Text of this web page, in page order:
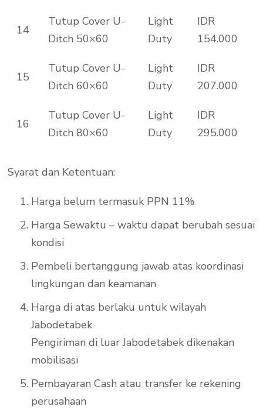
14
Tutup Cover U-
Ditch 50×60
Light
Duty
IDR
154.000
15
Tutup Cover U-
Ditch 60×60
Light
Duty
IDR
207.000
16
Tutup Cover U-
Ditch 80×60
Light
Duty
IDR
295.000
Syarat dan Ketentuan:
Harga belum termasuk PPN 11%
Harga Sewaktu – waktu dapat berubah sesuai
kondisi
Pembeli bertanggung jawab atas koordinasi
lingkungan dan keamanan
Harga di atas berlaku untuk wilayah
Jabodetabek
Pengiriman di luar Jabodetabek dikenakan
mobilisasi
Pembayaran Cash atau transfer ke rekening
perusahaan